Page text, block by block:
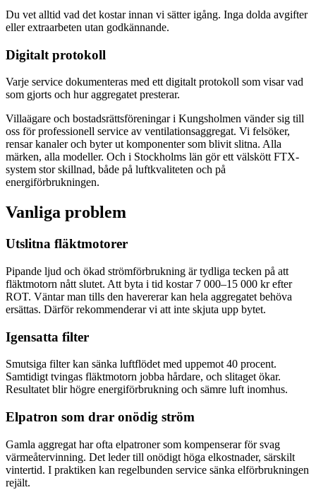
Du vet alltid vad det kostar innan vi sätter igång. Inga dolda avgifter
eller extraarbeten utan godkännande.
Digitalt protokoll
Varje service dokumenteras med ett digitalt protokoll som visar vad
som gjorts och hur aggregatet presterar.
Villaägare och bostadsrättsföreningar i Kungsholmen vänder sig till
oss för professionell service av ventilationsaggregat. Vi felsöker,
rensar kanaler och byter ut komponenter som blivit slitna. Alla
märken, alla modeller. Och i Stockholms län gör ett välskött FTX-
system stor skillnad, både på luftkvaliteten och på
energiförbrukningen.
Vanliga problem
Utslitna fläktmotorer
Pipande ljud och ökad strömförbrukning är tydliga tecken på att
fläktmotorn nått slutet. Att byta i tid kostar 7 000–15 000 kr efter
ROT. Väntar man tills den havererar kan hela aggregatet behöva
ersättas. Därför rekommenderar vi att inte skjuta upp bytet.
Igensatta filter
Smutsiga filter kan sänka luftflödet med uppemot 40 procent.
Samtidigt tvingas fläktmotorn jobba hårdare, och slitaget ökar.
Resultatet blir högre energiförbrukning och sämre luft inomhus.
Elpatron som drar onödig ström
Gamla aggregat har ofta elpatroner som kompenserar för svag
värmeåtervinning. Det leder till onödigt höga elkostnader, särskilt
vintertid. I praktiken kan regelbunden service sänka elförbrukningen
rejält.